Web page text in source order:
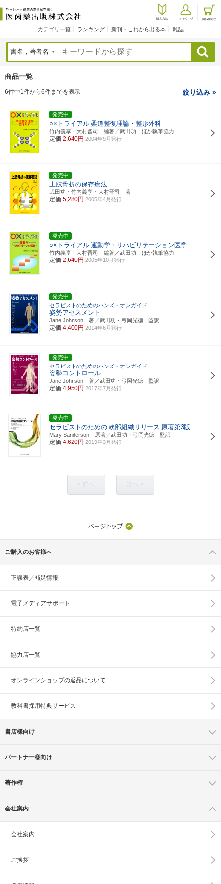
カテゴリ一覧 ランキング 新刊・これから出る本 雑誌
検索
商品一覧
6件中1件から6件までを表示 絞り込み »
発売中
○×トライアル 柔道整復理論・整形外科
竹内義享・大村晋司 編著／武田功 ほか執筆協力
定価 2,640円 2004年9月発行
発売中
上肢骨折の保存療法
武田功・竹内義享・大村晋司 著
定価 5,280円 2005年4月発行
発売中
○×トライアル 運動学・リハビリテーション医学
竹内義享・大村晋司 編著／武田功 ほか執筆協力
定価 2,640円 2005年10月発行
発売中
セラピストのためのハンズ・オンガイド
姿勢アセスメント
Jane Johnson 著／武田功・弓岡光徳 監訳
定価 4,400円 2014年6月発行
発売中
セラピストのためのハンズ・オンガイド
姿勢コントロール
Jane Johnson 著／武田功・弓岡光徳 監訳
定価 4,950円 2017年7月発行
発売中
セラピストのための 軟部組織リリース 原著第3版
Mary Sanderson 原著／武田功・弓岡光徳 監訳
定価 4,620円 2019年3月発行
ご購入のお客様へ
正誤表／補足情報
電子メディアサポート
特約店一覧
協力店一覧
オンラインショップの返品について
教科書採用特典サービス
書店様向け
パートナー様向け
著作権
会社案内
会社案内
ご挨拶